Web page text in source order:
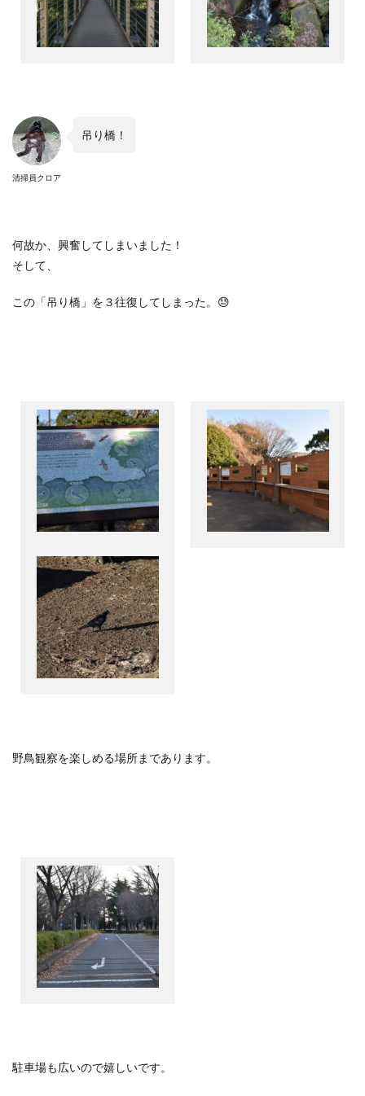
清掃員クロア
吊り橋！
何故か、興奮してしまいました！
そして、
この「吊り橋」を３往復してしまった。 😓
野鳥観察を楽しめる場所まであります。
駐車場も広いので嬉しいです。